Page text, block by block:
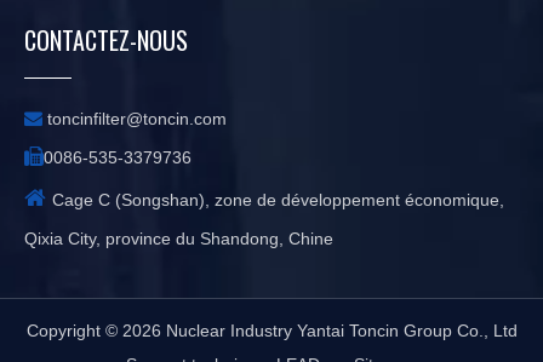
CONTACTEZ-NOUS
 toncinfilter@toncin.com
0086-535-3379736
 Cage C (Songshan), zone de développement économique,
Qixia City, province du Shandong, Chine
Copyright © 2026 Nuclear Industry Yantai Toncin Group Co., Ltd